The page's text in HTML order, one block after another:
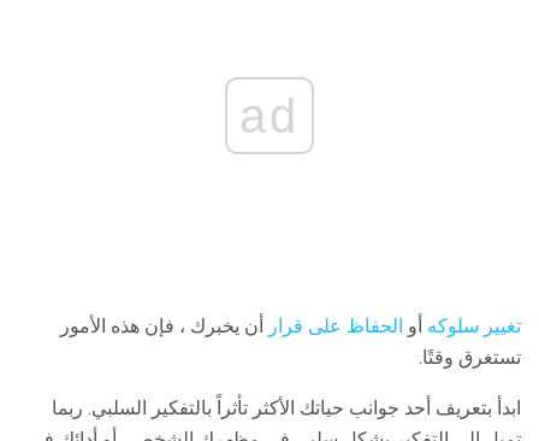
ad
تغيير سلوكه أو الحفاظ على قرار أن يخبرك ، فإن هذه الأمور
تستغرق وقتًا.
ابدأ بتعريف أحد جوانب حياتك الأكثر تأثراً بالتفكير السلبي. ربما